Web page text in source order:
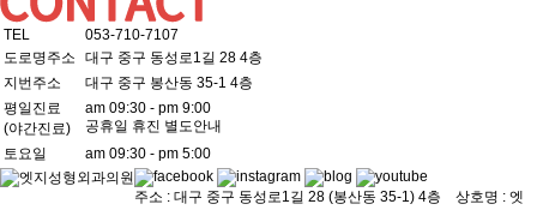
TEL
053-710-7107
도로명주소
대구 중구 동성로1길 28 4층
지번주소
대구 중구 봉산동 35-1 4층
평일진료
(야간진료)
am 09:30 - pm 9:00
공휴일 휴진 별도안내
토요일
am 09:30 - pm 5:00
주소 : 대구 중구 동성로1길 28 (봉산동 35-1) 4층 상호명 : 엣